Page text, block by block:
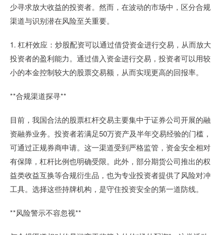
少寻求放大收益的投资者。然而，在波动的市场中，区分合规
渠道与识别潜在风险至关重要。
1. 杠杆效应：炒股配资可以通过借贷资金进行交易，从而放大
投资者的盈利能力。通过借入资金进行交易，投资者可以用较
小的本金控制较大的股票交易额，从而实现更高的回报率。
**合规渠道探寻**
目前，我国合法的股票杠杆交易主要集中于证券公司开展的融
资融券业务。投资者若满足50万资产及半年交易经验的门槛，
可通过正规券商申请。这一渠道受到严格监管，资金安全相对
有保障，杠杆比例也明确受限。此外，部分期货公司推出的权
益类收益互换等合规衍生品，也为专业投资者提供了风险对冲
工具。选择这些持牌机构，是守住投资安全的第一道防线。
**风险警示不容忽视**